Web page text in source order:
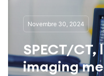
Novembre 30, 2024
SPECT/CT,
imaging